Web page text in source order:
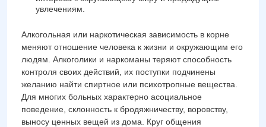
увлечениям.
Алкогольная или наркотическая зависимость в корне
меняют отношение человека к жизни и окружающим его
людям. Алкоголики и наркоманы теряют способность
контроля своих действий, их поступки подчинены
желанию найти спиртное или психотропные вещества.
Для многих больных характерно асоциальное
поведение, склонность к бродяжничеству, воровству,
выносу ценных вещей из дома. Круг общения